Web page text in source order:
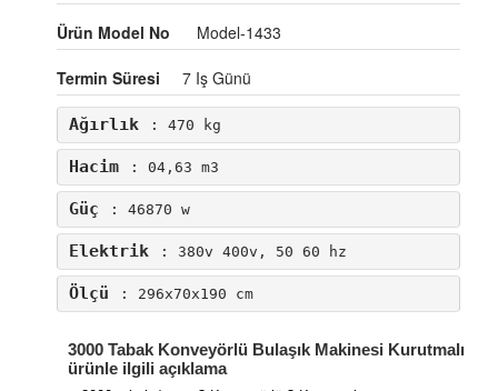
Ürün Model No Model-1433
Termin Süresi 7 Iş Günü
Ağırlık : 470 kg
Hacim : 04,63 m3
Güç : 46870 w
Elektrik : 380v 400v, 50 60 hz
Ölçü : 296x70x190 cm
3000 Tabak Konveyörlü Bulaşık Makinesi Kurutmalı
ürünle ilgili açıklama